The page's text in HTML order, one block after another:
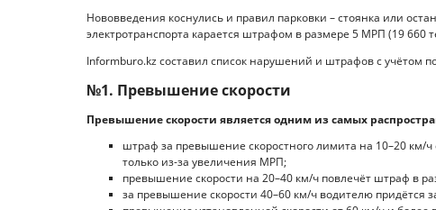
Нововведения коснулись и правил парковки – стоянка или
электротранспорта карается штрафом в размере 5 МРП (19 660
Informburo.kz составил список нарушений и штрафов с учётом
№1. Превышение скорости
Превышение скорости является одним из самых
штраф за превышение скоростного лимита на 10–20 км/ч
только из-за увеличения МРП;
превышение скорости на 20–40 км/ч повлечёт штраф в
за превышение скорости 40–60 км/ч водителю придётся